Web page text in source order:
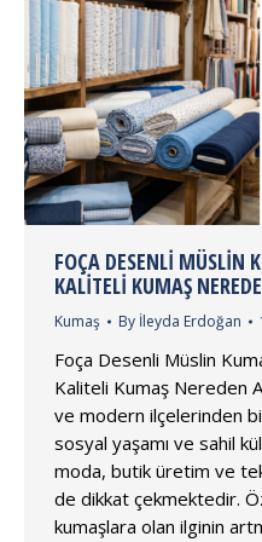
FOÇA DESENLI MÜSLIN
KALITELI KUMAŞ
Kumaş By İleyda Erdoğan
Foça Desenli Müslin
Kaliteli Kumaş Nereden
ve modern ilçelerinden
sosyal yaşamı ve sahil
moda, butik üretim ve
de dikkat çekmektedir.
kumaşlara olan ilginin